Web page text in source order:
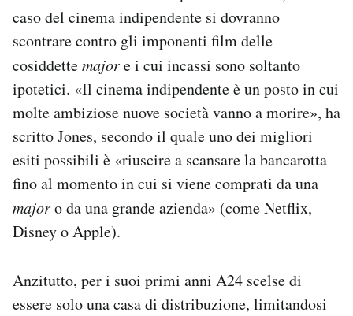
caso del cinema indipendente si dovranno
scontrare contro gli imponenti film delle
cosiddettemajore i cui incassi sono soltanto
ipotetici. «Il cinema indipendente è un posto in cui
molte ambiziose nuove società vanno a morire», ha
scritto Jones, secondo il quale uno dei migliori
esiti possibili è «riuscire a scansare la bancarotta
fino al momento in cui si viene comprati da una
majoro da una grande azienda» (come Netflix,
Disney o Apple).
Anzitutto, per i suoi primi anni A24 scelse di
essere solo una casa di distribuzione, limitandosi